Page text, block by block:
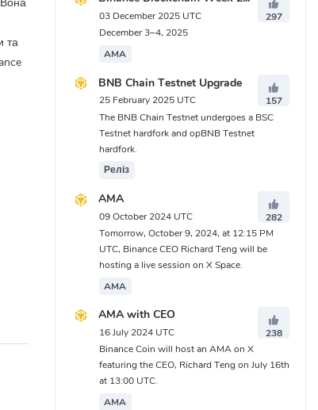
та
03 December 2025 UTC
297
December 3–4, 2025
AMA
BNB Chain Testnet Upgrade
25 February 2025 UTC
157
The BNB Chain Testnet undergoes a BSC
Testnet hardfork and opBNB Testnet
hardfork.
Реліз
AMA
09 October 2024 UTC
282
Tomorrow, October 9, 2024, at 12:15 PM
UTC, Binance CEO Richard Teng will be
hosting a live session on X Space.
AMA
AMA with CEO
16 July 2024 UTC
238
Binance Coin will host an AMA on X
featuring the CEO, Richard Teng on July 16th
at 13:00 UTC.
AMA